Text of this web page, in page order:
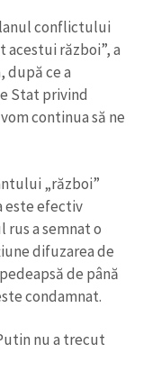
conflictului
război”, a
după ce a
Stat privind
continua să ne
„război”
este efectiv
rus a semnat o
difuzarea de
de până
condamnat.
nu a trecut